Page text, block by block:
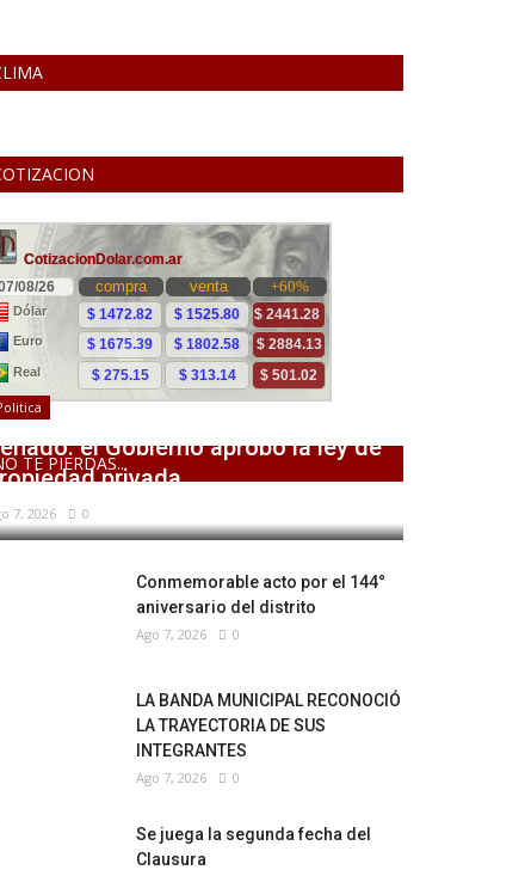
TE PIERDAS...
el Gobierno aprobó la ley de
privada,...
7, 2026 0
Conmemorable acto por el 144°
aniversario del distrito
Ago 7, 2026 0
LA BANDA MUNICIPAL RECONOCIÓ
LA TRAYECTORIA DE SUS
INTEGRANTES
Ago 7, 2026 0
Se juega la segunda fecha del
Clausura